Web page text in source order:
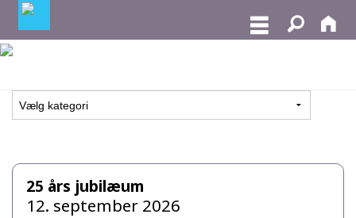
25 års jubilæum
12. september 2026